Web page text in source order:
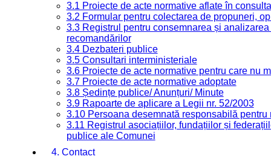
3.1 Proiecte de acte normative aflate în
3.2 Formular pentru colectarea de propuneri,
3.3 Registrul pentru consemnarea și
recomandărilor
3.4 Dezbateri publice
3.5 Consultari interministeriale
3.6 Proiecte de acte normative pentru care nu
3.7 Proiecte de acte normative adoptate
3.8 Ședințe publice/ Anunțuri/ Minute
3.9 Rapoarte de aplicare a Legii nr. 52/2003
3.10 Persoana desemnată responsabilă
3.11 Registrul asociațiilor, fundațiilor și
publice ale Comunei
4. Contact